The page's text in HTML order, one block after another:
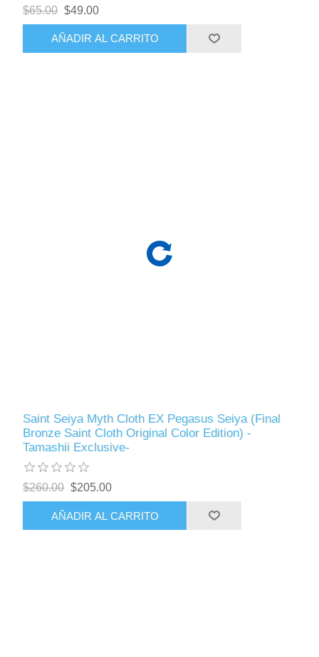
$65.00 $49.00
AÑADIR AL CARRITO
Saint Seiya Myth Cloth EX Pegasus Seiya (Final
Bronze Saint Cloth Original Color Edition) -
Tamashii Exclusive-
$260.00 $205.00
AÑADIR AL CARRITO